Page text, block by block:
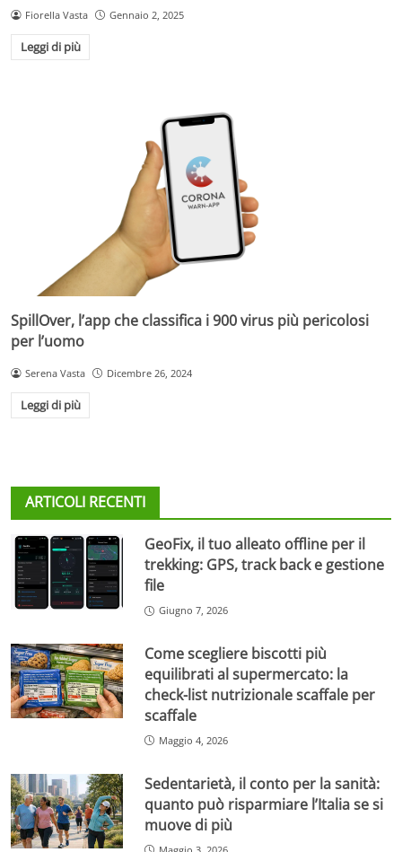
Fiorella Vasta Gennaio 2, 2025
Leggi di più
SpillOver, l’app che classifica i 900 virus più pericolosi
per l’uomo
Serena Vasta Dicembre 26, 2024
Leggi di più
ARTICOLI RECENTI
GeoFix, il tuo alleato offline per il
trekking: GPS, track back e gestione
file
Giugno 7, 2026
Come scegliere biscotti più
equilibrati al supermercato: la
check-list nutrizionale scaffale per
scaffale
Maggio 4, 2026
Sedentarietà, il conto per la sanità:
quanto può risparmiare l’Italia se si
muove di più